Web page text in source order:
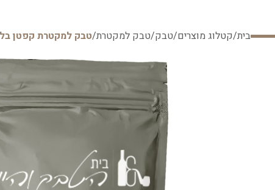
בית/קטלוג מוצרים/טבק/טבק למקטרת/טבק למקטרת קפטן